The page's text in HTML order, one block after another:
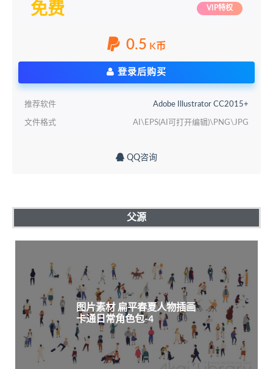
免费 VIP特权
0.5 K币
登录后购买
推荐软件 Adobe Illustrator CC2015+
文件格式 AI\EPS(AI可打开编辑)\PNG\JPG
QQ咨询
父源
图片素材 扁平春夏人物插画
卡通日常角色包-4